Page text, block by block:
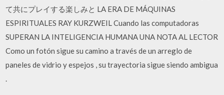
て共にプレイする楽しみと LA ERA DE MÁQUINAS
ESPIRITUALES RAY KURZWEIL Cuando las computadoras
SUPERAN LA INTELIGENCIA HUMANA UNA NOTA AL LECTOR
Como un fotón sigue su camino a través de un arreglo de
paneles de vidrio y espejos , su trayectoria sigue siendo ambigua
.